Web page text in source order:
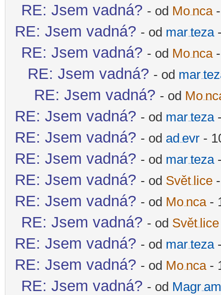
RE: Jsem vadná? - od Mo -diskusni-forum-
nca-
RE: Jsem vadná? - od mar -diskusni-forum-
teza-
RE: Jsem vadná? - od Mo -diskusni-forum-
nca-
RE: Jsem vadná? - od mar -diskusni-forum-
RE: Jsem vadná? - od Mo -diskusni-forum-
RE: Jsem vadná? - od mar -diskusni-forum-
teza-
RE: Jsem vadná? - od ad -diskusni-forum-
evr -
RE: Jsem vadná? - od mar -diskusni-forum-
teza-
RE: Jsem vadná? - od Svět -diskusni-forum-
lice
RE: Jsem vadná? - od Mo -diskusni-forum-
nca-
RE: Jsem vadná? - od Svět -diskusni-forum-
lice
RE: Jsem vadná? - od mar -diskusni-forum-
teza-
RE: Jsem vadná? - od Mo -diskusni-forum-
nca-
RE: Jsem vadná? - od Magr -diskusni-forum-